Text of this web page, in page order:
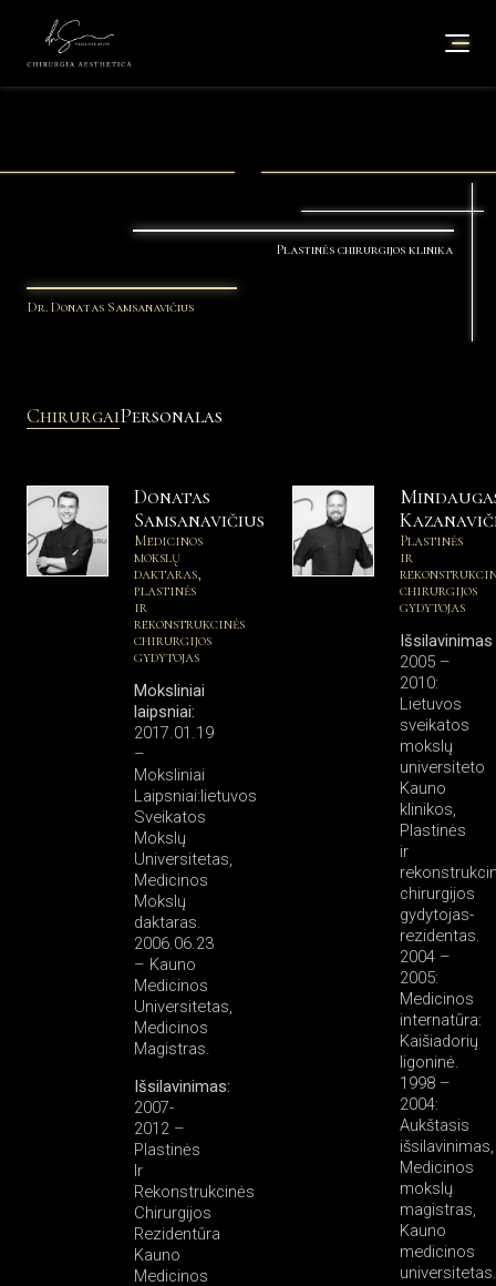
Plastinės chirurgijos klinika
Dr. Donatas Samsanavičius
ChirurgaiPersonalas
Donatas
Samsanavičius
Medicinos
mokslų
daktaras,
plastinės
ir
rekonstrukcinės
chirurgijos
gydytojas
Moksliniai
laipsniai:
2017.01.19
–
Moksliniai
Laipsniai:lietuvos
Sveikatos
Mokslų
Universitetas,
Medicinos
Mokslų
daktaras.
2006.06.23
– Kauno
Medicinos
Universitetas,
Medicinos
Magistras.
Išsilavinimas:
2007-
2012 –
Plastinės
Ir
Rekonstrukcinės
Chirurgijos
Rezidentūra
Kauno
Medicinos
Plastinės
ir
chirurgijos
gydytojas
Išsilavinimas
2005 –
2010:
Lietuvos
sveikatos
mokslų
universiteto
Kauno
klinikos,
Plastinės
ir
chirurgijos
gydytojas-
rezidentas.
2004 –
2005:
Medicinos
internatūra:
Kaišiadorių
ligoninė.
1998 –
2004:
Aukštasis
išsilavinimas,
Medicinos
mokslų
magistras,
Kauno
medicinos
universitetas.